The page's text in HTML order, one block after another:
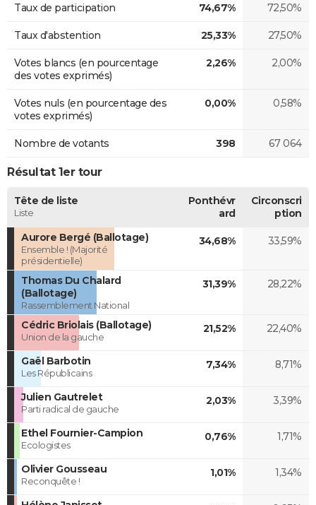
Taux de participation 74,67% 72,50%
Taux d'abstention 25,33% 27,50%
Votes blancs (en pourcentage
des votes exprimés)
2,26% 2,00%
Votes nuls (en pourcentage des
votes exprimés)
0,00% 0,58%
Nombre de votants 398 67 064
Résultat 1er tour
Tête de liste
Liste
Ponthévr
ard
Circonscri
ption
Aurore Bergé (Ballotage)
Ensemble ! (Majorité
présidentielle)
34,68% 33,59%
Thomas Du Chalard
(Ballotage)
Rassemblement National
31,39% 28,22%
Cédric Briolais (Ballotage)
Union de la gauche
21,52% 22,40%
Gaël Barbotin
Les Républicains
7,34% 8,71%
Julien Gautrelet
Parti radical de gauche
2,03% 3,39%
Ethel Fournier-Campion
Ecologistes
0,76% 1,71%
Olivier Gousseau
Reconquête !
1,01% 1,34%